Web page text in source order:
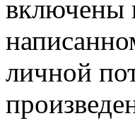
включены
личной